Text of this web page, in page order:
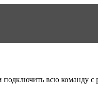
подключить всю команду с